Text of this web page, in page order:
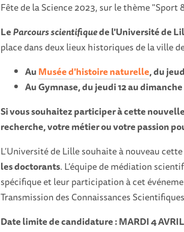
Fête de la Science 2023, sur le thème "Sport
LeParcours scientifiquede l'Université de
place dans deux lieux historiques de la ville
AuMusée d'histoire naturelle, du
Au Gymnase, du jeudi 12 au
Si vous souhaitez participer à cette
recherche, votre métier ou votre passion
L’Université de Lille souhaite à nouveau
les doctorants. L’équipe de médiation
spécifique et leur participation à cet
Transmission des Connaissances
Date limite de candidature : MARDI 4